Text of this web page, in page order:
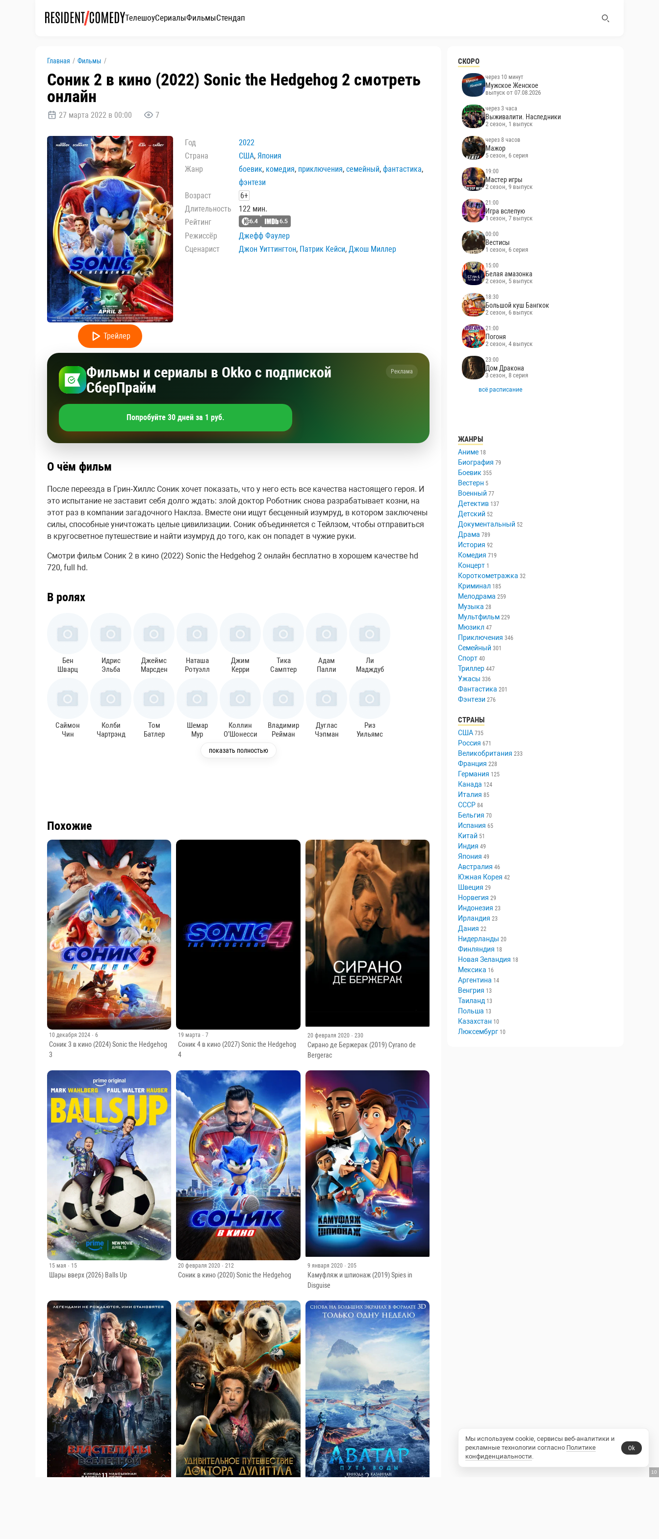
ТелешоуСериалыФильмыСтендап
Главная / Фильмы /
Соник 2 в кино (2022) Sonic the Hedgehog 2 смотреть
онлайн
27 марта 2022 в 00:00 7
Трейлер
Год
2022
Страна
США, Япония
Жанр
боевик, комедия, приключения, семейный, фантастика,
фэнтези
Возраст
6+
Длительность
122 мин.
Рейтинг
6.4 6.5
Режиссёр
Джефф Фаулер
Сценарист
Джон Уиттингтон, Патрик Кейси, Джош Миллер
Фильмы и сериалы в Okko с подпиской
СберПрайм
Реклама
Попробуйте 30 дней за 1 руб.
О чём фильм
После переезда в Грин‑Хиллс Соник хочет показать, что у него есть все качества настоящего героя. И
это испытание не заставит себя долго ждать: злой доктор Роботник снова разрабатывает козни, на
этот раз в компании загадочного Наклза. Вместе они ищут бесценный изумруд, в котором заключены
силы, способные уничтожать целые цивилизации. Соник объединяется с Тейлзом, чтобы отправиться
в кругосветное путешествие и найти изумруд до того, как он попадет в чужие руки.
Смотри фильм Соник 2 в кино (2022) Sonic the Hedgehog 2 онлайн бесплатно в хорошем качестве hd
720, full hd.
В ролях
Бен
Шварц
Идрис
Эльба
Джеймс
Марсден
Наташа
Ротуэлл
Джим
Керри
Тика
Самптер
Адам
Палли
Ли
Мадждуб
Саймон
Чин
Колби
Чартрэнд
Том
Батлер
Шемар
Мур
Коллин
О’Шонесси
Владимир
Рейман
Дуглас
Чэпман
Риз
Уильямс
Джаред
Халифа
Алекс
Богомолов
Шон
Стюарт
Корри
Гласс
Джералд
Паэтц
Тэмми
Нера
Кайл
Рифснайдер
Сук
Хексамер
Джефф
Санка
Кевин
Фортин
Джонсон
Фэн
Лейф
Хафдейл
Скотт
Пате
Донна
Джей Фалкс
Криста
Альварес
Брэд
Калилимоку
показать полностью
Похожие
10 декабря 2024 · 6
Соник 3 в кино (2024) Sonic the Hedgehog
3
19 марта · 7
Соник 4 в кино (2027) Sonic the Hedgehog
4
20 февраля 2020 · 230
Сирано де Бержерак (2019) Cyrano de
Bergerac
15 мая · 15
Шары вверх (2026) Balls Up
20 февраля 2020 · 212
Соник в кино (2020) Sonic the Hedgehog
9 января 2020 · 205
Камуфляж и шпионаж (2019) Spies in
Disguise
СКОРО
через 10 минут
Мужское Женское
выпуск от 07.08.2026
через 3 часа
Выживалити. Наследники
2 сезон, 1 выпуск
через 8 часов
Мажор
5 сезон, 6 серия
19:00
Мастер игры
2 сезон, 9 выпуск
21:00
Игра вслепую
1 сезон, 7 выпуск
00:00
Вестисы
1 сезон, 6 серия
15:00
Белая амазонка
2 сезон, 5 выпуск
18:30
Большой куш Бангкок
2 сезон, 6 выпуск
21:00
Погоня
2 сезон, 4 выпуск
23:00
Дом Дракона
3 сезон, 8 серия
всё расписание
ЖАНРЫ
Аниме 18
Биография 79
Боевик 355
Вестерн 5
Военный 77
Детектив 137
Детский 52
Документальный 52
Драма 789
История 92
Комедия 719
Концерт 1
Короткометражка 32
Криминал 185
Мелодрама 259
Музыка 28
Мультфильм 229
Мюзикл 47
Приключения 346
Семейный 301
Спорт 40
Триллер 447
Ужасы 336
Фантастика 201
Фэнтези 276
СТРАНЫ
США 735
Россия 671
Великобритания 233
Франция 228
Германия 125
Канада 124
Италия 85
СССР 84
Бельгия 70
Испания 65
Китай 51
Индия 49
Япония 49
Австралия 46
Южная Корея 42
Швеция 29
Норвегия 29
Индонезия 23
Ирландия 23
Дания 22
Нидерланды 20
Финляндия 18
Новая Зеландия 18
Мексика 16
Аргентина 14
Венгрия 13
Таиланд 13
Польша 13
Казахстан 10
Люксембург 10
Мы используем cookie, сервисы веб-аналитики и
рекламные технологии согласно Политике
конфиденциальности.
Ok
9